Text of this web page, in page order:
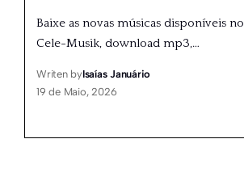
Baixe as novas músicas disponíveis no
Cele-Musik, download mp3,…
Writen byIsaías Januário
19 de Maio, 2026